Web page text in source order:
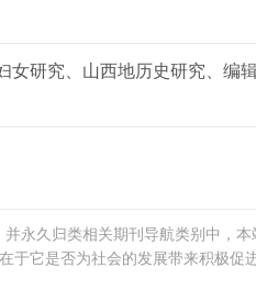
女研究、山西地历史研究、编
永久归类相关期刊导航类别中，
于它是否为社会的发展带来积极促